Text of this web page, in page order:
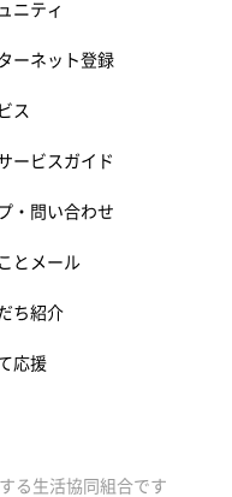
ニティ
ーネット登録
ス
ービスガイド
・問い合わせ
とメール
ち紹介
応援
る生活協同組合です